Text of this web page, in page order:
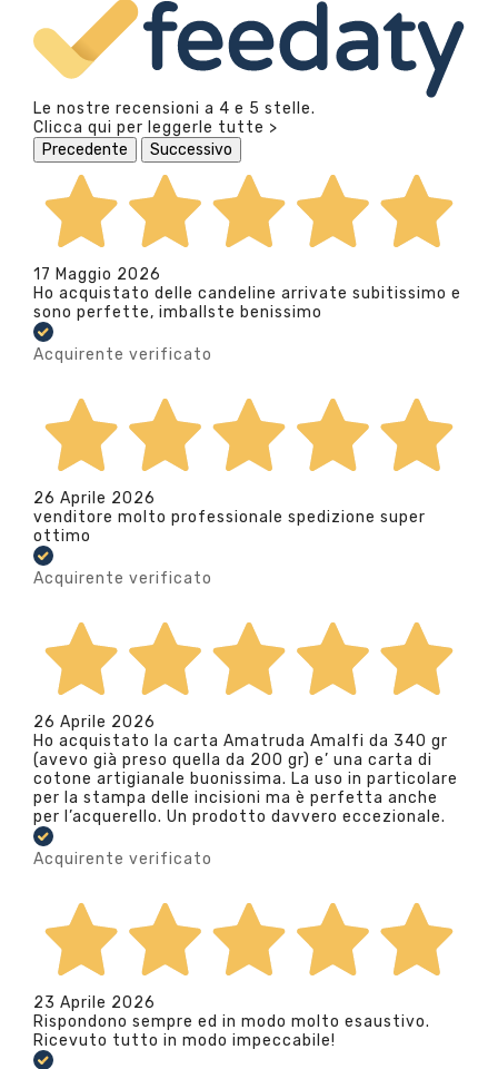
Le nostre recensioni a 4 e 5 stelle.
Clicca qui per leggerle tutte >
Precedente
Successivo
17 Maggio 2026
Ho acquistato delle candeline arrivate subitissimo e
sono perfette, imballste benissimo
Acquirente verificato
26 Aprile 2026
venditore molto professionale spedizione super
ottimo
Acquirente verificato
26 Aprile 2026
Ho acquistato la carta Amatruda Amalfi da 340 gr
(avevo già preso quella da 200 gr) e’ una carta di
cotone artigianale buonissima. La uso in particolare
per la stampa delle incisioni ma è perfetta anche
per l’acquerello. Un prodotto davvero eccezionale.
Acquirente verificato
23 Aprile 2026
Rispondono sempre ed in modo molto esaustivo.
Ricevuto tutto in modo impeccabile!